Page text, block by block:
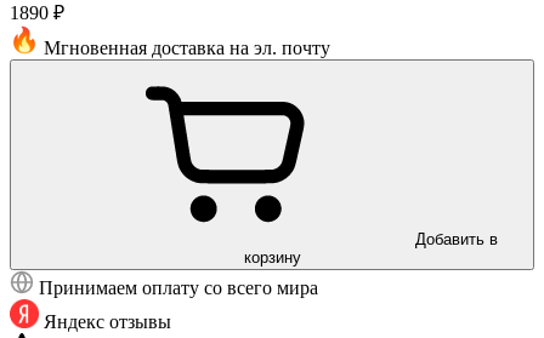
1890 ₽
Мгновенная доставка на эл. почту
Добавить в
корзину
Принимаем оплату со всего мира
Яндекс отзывы